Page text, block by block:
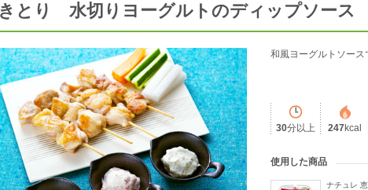
とり 水切りヨーグルトのディップソース
和風ヨーグルトソー
30分以上 247kcal
使用した商品
ナチュレ 恵